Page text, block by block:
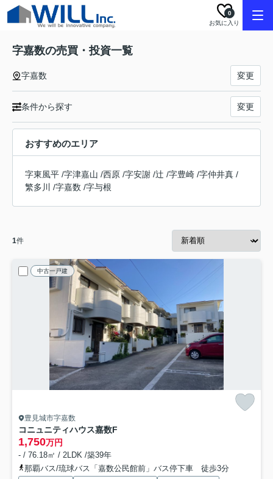
お気に入り
0
字嘉数の売買・投資一覧
字嘉数 変更
条件から探す 変更
おすすめのエリア
字東風平 /字津嘉山 /西原 /字安謝 /辻 /字豊崎 /字仲井真 /
繁多川
/字嘉数 /字与根
1件
中古一戸建
豊見城市字嘉数
コニュニティハウス嘉数F
1,750万円
- / 76.18㎡ / 2LDK /築39年
那覇バス/琉球バス「嘉数公民館前」バス停下車 徒歩3分